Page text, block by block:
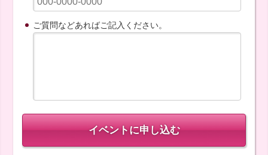
ご質問などあればご記入ください。